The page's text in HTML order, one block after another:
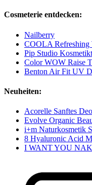
Cosmeterie entdecken:
Nailberry
COOLA Refreshing
Pip Studio
Color WOW Raise
Benton Air Fit UV
Neuheiten:
Acorelle Sanftes
Evolve Organic
i+m Naturkosmetik
8 Hyaluronic Acid
I WANT YOU